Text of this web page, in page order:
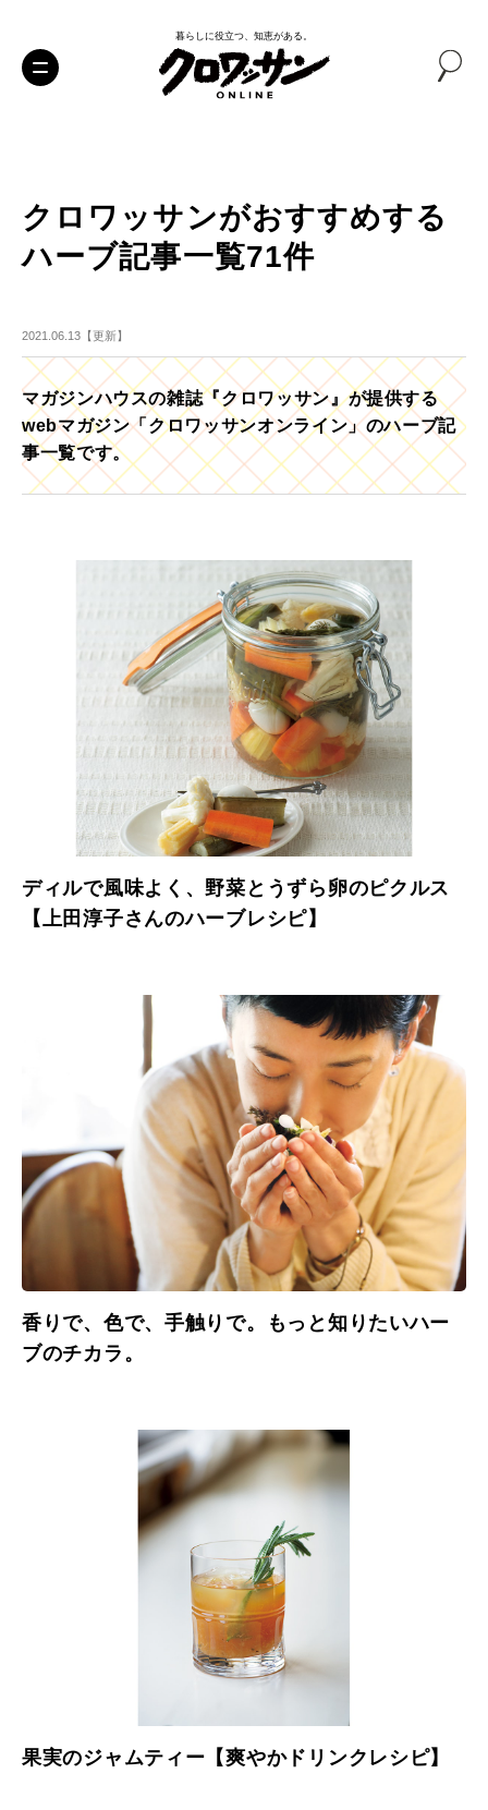
暮らしに役立つ、知恵がある。
クロワッサンがおすすめする
ハーブ記事一覧71件
2021.06.13【更新】
マガジンハウスの雑誌『クロワッサン』が提供する
webマガジン「クロワッサンオンライン」のハーブ記
事一覧です。
ディルで風味よく、野菜とうずら卵のピクルス
【上田淳子さんのハーブレシピ】
香りで、色で、手触りで。もっと知りたいハー
ブのチカラ。
果実のジャムティー【爽やかドリンクレシピ】